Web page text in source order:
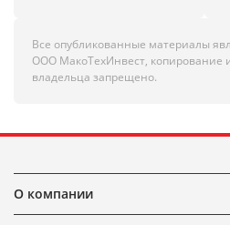
Все опубликованные материалы
ООО МакоТехИнвест, копирование
владельца запрещено.
О компании